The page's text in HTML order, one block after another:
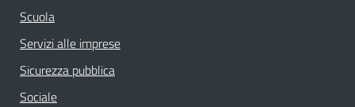
Scuola
Servizi alle imprese
Sicurezza pubblica
Sociale